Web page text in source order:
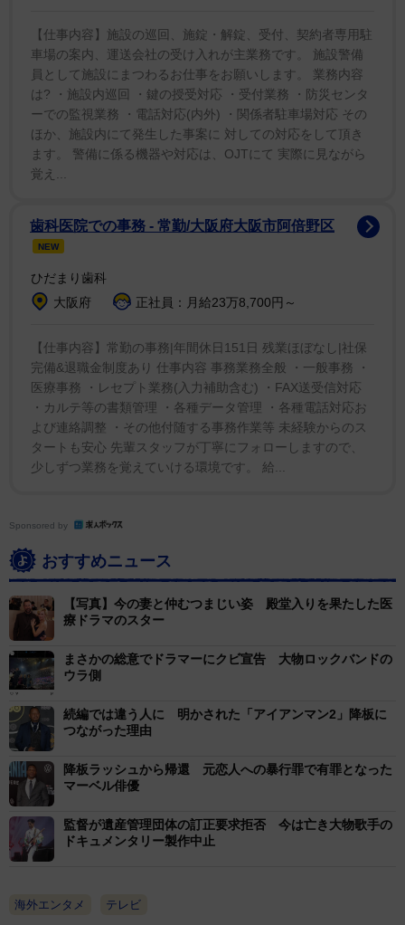
そして、スプリヤが放送開始当初から重要な役割を果
たしてきたことを強調。今後のさらなる活躍を応援して
いると語った。
【仕事内容】施設の巡回、施錠・解錠、受付、契約者専用駐
車場の案内、運送会社の受け入れが主業務です。 施設警備
員として施設にまつわるお仕事をお願いします。 業務内容
は? ・施設内巡回 ・鍵の授受対応 ・受付業務 ・防災センタ
ーでの監視業務 ・電話対応(内外) ・関係者駐車場対応 その
ほか、施設内にて発生した事案に 対しての対応をして頂き
ます。 警備に係る機器や対応は、OJTにて 実際に見ながら
覚え...
歯科医院での事務 - 常勤/大阪府大阪市阿倍野区
NEW
ひだまり歯科
大阪府
正社員：月給23万8,700円～
【仕事内容】常勤の事務|年間休日151日 残業ほぼなし|社保
完備&退職金制度あり 仕事内容 事務業務全般 ・一般事務 ・
医療事務 ・レセプト業務(入力補助含む) ・FAX送受信対応
・カルテ等の書類管理 ・各種データ管理 ・各種電話対応お
よび連絡調整 ・その他付随する事務作業等 未経験からのス
タートも安心 先輩スタッフが丁寧にフォローしますので、
少しずつ業務を覚えていける環境です。 給...
Sponsored by
おすすめニュース
【写真】今の妻と仲むつまじい姿 殿堂入りを果たした医
療ドラマのスター
まさかの総意でドラマーにクビ宣告 大物ロックバンドの
ウラ側
続編では違う人に 明かされた「アイアンマン2」降板に
つながった理由
降板ラッシュから帰還 元恋人への暴行罪で有罪となった
マーベル俳優
監督が遺産管理団体の訂正要求拒否 今は亡き大物歌手の
ドキュメンタリー製作中止
海外エンタメ テレビ